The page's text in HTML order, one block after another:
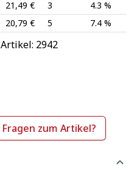
21,49 €
3
4.3 %
20,79 €
5 7.4 %
Artikel: 2942
Fragen zum Artikel?